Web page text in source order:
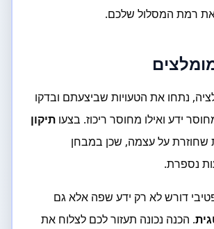
את רמת המסלול שלכם.
נתחו את הטעויות שביצעתם ובדקו
ידע ואילו מחוסר ריכוז. בצעו תיקון
שחוזרת על עצמה, שכן במבחן
נספרת.
דורש לא רק ידע שפה אלא גם
. הכנה נכונה תעזור לכם לצלוח את